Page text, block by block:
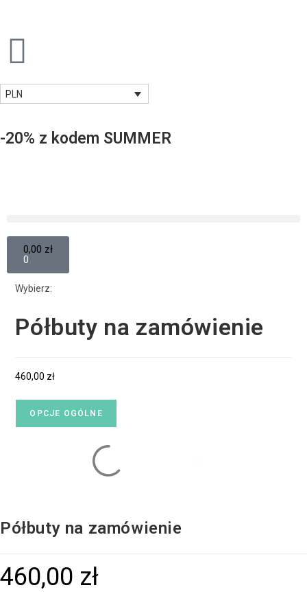
PLN
-20% z kodem SUMMER
0,00 zł
0
Wybierz:
Półbuty na zamówienie
460,00 zł
OPCJE OGÓLNE
Półbuty na zamówienie
460,00 zł